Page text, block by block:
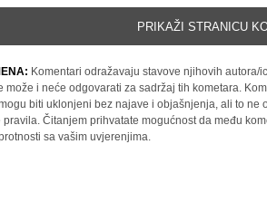
PRIKAŽI STRANICU
Komentari odražavaju stavove njihovih autora/
može i neće odgovarati za sadržaj tih kometara.
biti uklonjeni bez najave i objašnjenja, ali to ne
pravila. Čitanjem prihvatate mogućnost da među
sa vašim uvjerenjima.